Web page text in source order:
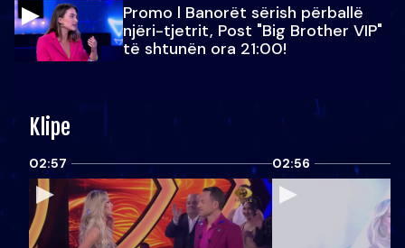
Promo l Banorët sërish përballë
njëri-tjetrit, Post "Big Brother VIP"
të shtunën ora 21:00!
Klipe
02:57 02:56